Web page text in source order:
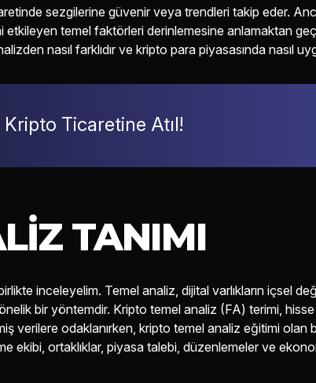
sezgilerine güvenir veya trendleri takip eder.
etkileyen temel faktörleri derinlemesine anlamaktan
nasıl farklıdır ve kripto para piyasasında nasıl
Kripto Ticaretine Atıl!
TANIMI
inceleyelim. Temel analiz, dijital varlıkların içsel
bir yöntemdir. Kripto temel analiz (FA) terimi,
verilere odaklanırken, kripto temel analiz eğitimi olan
ekibi, ortaklıklar, piyasa talebi, düzenlemeler ve